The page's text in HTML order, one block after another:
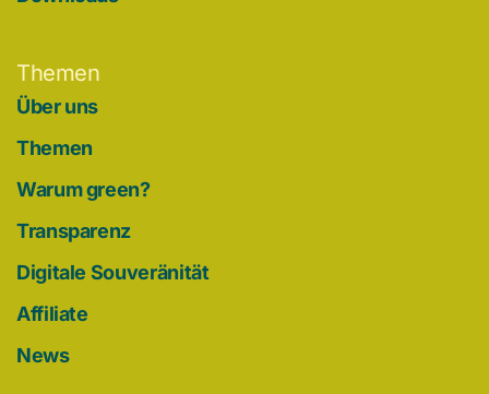
Themen
Über uns
Themen
Warum green?
Transparenz
Digitale Souveränität
Affiliate
News